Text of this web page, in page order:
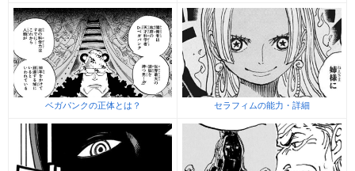
ベガパンクの正体とは？ セラフィムの能力・詳細